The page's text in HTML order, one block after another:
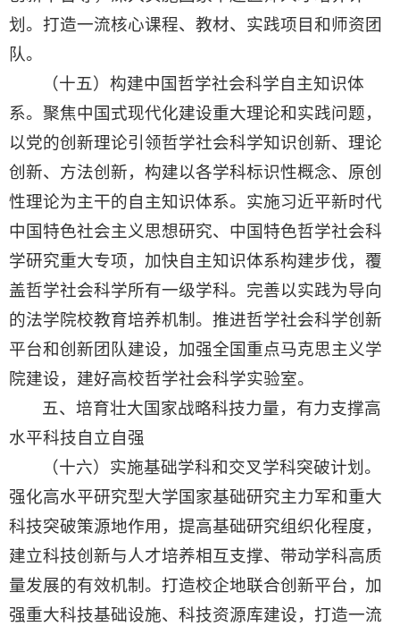
划。打造一流核心课程、教材、实践项目和师资团
队。
（十五）构建中国哲学社会科学自主知识体
系。聚焦中国式现代化建设重大理论和实践问题，
以党的创新理论引领哲学社会科学知识创新、理论
创新、方法创新，构建以各学科标识性概念、原创
性理论为主干的自主知识体系。实施习近平新时代
中国特色社会主义思想研究、中国特色哲学社会科
学研究重大专项，加快自主知识体系构建步伐，覆
盖哲学社会科学所有一级学科。完善以实践为导向
的法学院校教育培养机制。推进哲学社会科学创新
平台和创新团队建设，加强全国重点马克思主义学
院建设，建好高校哲学社会科学实验室。
五、培育壮大国家战略科技力量，有力支撑高
水平科技自立自强
（十六）实施基础学科和交叉学科突破计划。
强化高水平研究型大学国家基础研究主力军和重大
科技突破策源地作用，提高基础研究组织化程度，
建立科技创新与人才培养相互支撑、带动学科高质
量发展的有效机制。打造校企地联合创新平台，加
强重大科技基础设施、科技资源库建设，打造一流